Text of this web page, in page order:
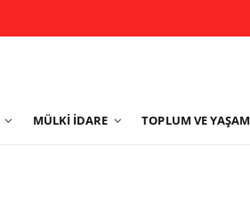
MÜLKI İDARE TOPLUM VE YAŞAM